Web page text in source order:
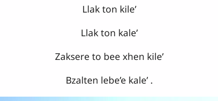
Llak ton kile’
Llak ton kale’
Zaksere to bee xhen kile’
Bzalten lebe’e kale’ .